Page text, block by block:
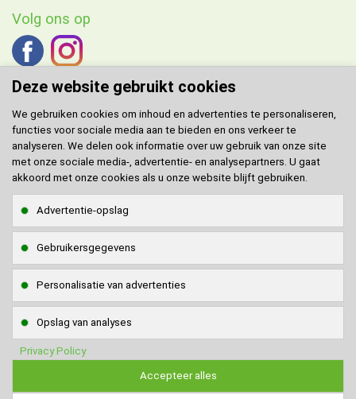
Volg ons op
DOMENECHagent voor de Benelux.
Klantenservice
Sitemap
Klantenservice viaWhatsApp
WhatsApp naar0642908117
Veilig online betalen
Deze website gebruikt cookies
We gebruiken cookies om inhoud en advertenties te personaliseren,
functies voor sociale media aan te bieden en ons verkeer te
analyseren. We delen ook informatie over uw gebruik van onze site
met onze sociale media-, advertentie- en analysepartners. U gaat
akkoord met onze cookies als u onze website blijft gebruiken.
Advertentie-opslag
Gebruikersgegevens
Personalisatie van advertenties
Opslag van analyses
Privacy Policy
Accepteer alles